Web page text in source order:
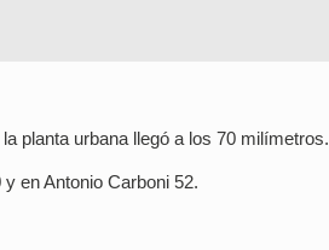
planta urbana llegó a los 70 milímetros.
en Antonio Carboni 52.